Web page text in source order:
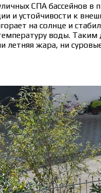
СПА бассейнов в
и устойчивости к
на солнце и
воды. Таким
летняя жара, ни